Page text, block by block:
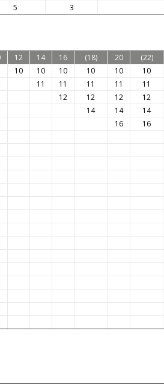
5 3
12 14 16 (18) 20 (22)
10 10 10 10 10 10
11 11 11 11 11
12 12 12 12
14 14 14
16 16